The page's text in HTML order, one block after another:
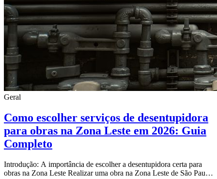
Geral
Como escolher serviços de desentupidora
para obras na Zona Leste em 2026: Guia
Completo
Introdução: A importância de escolher a desentupidora certa para
obras na Zona Leste Realizar uma obra na Zona Leste de São Paulo